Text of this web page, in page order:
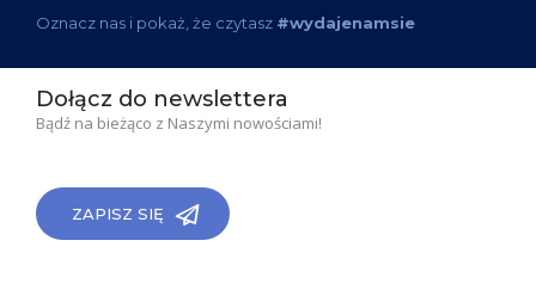
Oznacz nas i pokaż, że czytasz #wydajenamsie
Dołącz do newslettera
Bądź na bieżąco z Naszymi nowościami!
ZAPISZ SIĘ